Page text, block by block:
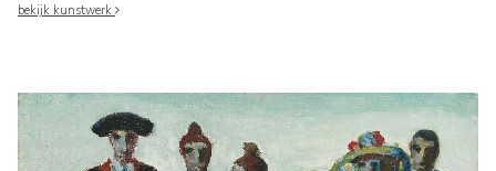
bekijk kunstwerk